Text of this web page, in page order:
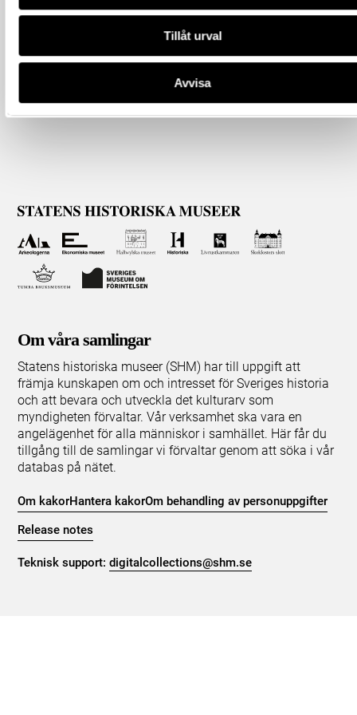
Tillåt urval
Avvisa
Om våra samlingar
Statens historiska museer (SHM) har till uppgift att
främja kunskapen om och intresset för Sveriges historia
och att bevara och utveckla det kulturarv som
myndigheten förvaltar. Vår verksamhet ska vara en
angelägenhet för alla människor i samhället. Här får du
tillgång till de samlingar vi förvaltar genom att söka i vår
databas på nätet.
Om kakorHantera kakorOm behandling av personuppgifter
Release notes
Teknisk support:digitalcollections@shm.se